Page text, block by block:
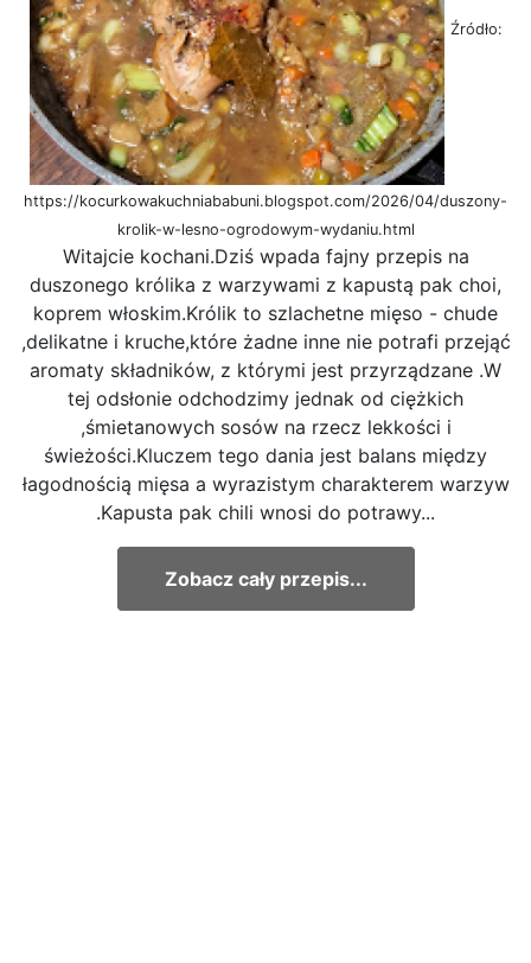
Źródło:
https://kocurkowakuchniababuni.blogspot.com/2026/04/duszony-
krolik-w-lesno-ogrodowym-wydaniu.html
Witajcie kochani.Dziś wpada fajny przepis na
duszonego królika z warzywami z kapustą pak choi,
koprem włoskim.Królik to szlachetne mięso - chude
,delikatne i kruche,które żadne inne nie potrafi przejąć
aromaty składników, z którymi jest przyrządzane .W
tej odsłonie odchodzimy jednak od ciężkich
,śmietanowych sosów na rzecz lekkości i
świeżości.Kluczem tego dania jest balans między
łagodnością mięsa a wyrazistym charakterem warzyw
.Kapusta pak chili wnosi do potrawy...
Zobacz cały przepis...